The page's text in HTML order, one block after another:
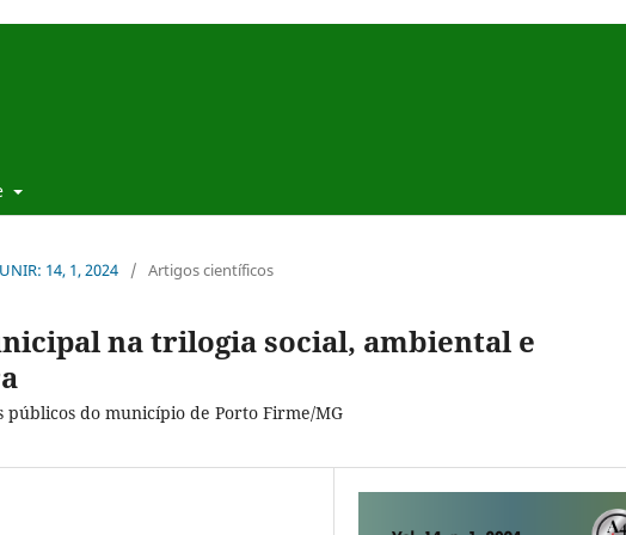
14, 1, 2024 / Artigos científicos
na trilogia social, ambiental e
públicos do município de Porto Firme/MG